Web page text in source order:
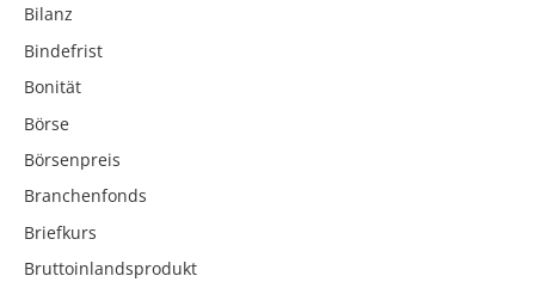
Bilanz
Bindefrist
Bonität
Börse
Börsenpreis
Branchenfonds
Briefkurs
Bruttoinlandsprodukt